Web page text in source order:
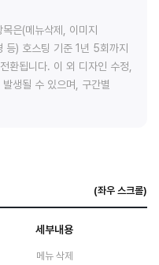
은(메뉴삭제, 이미지
등) 호스팅 기준 1년 5회까지
환됩니다. 이 외 디자인 수정,
생될 수 있으며, 구간별
세부내용
메뉴 삭제